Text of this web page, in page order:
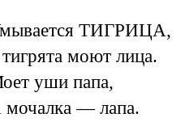
ТИГРИЦА,
моют лица.
уши папа,
— лапа.